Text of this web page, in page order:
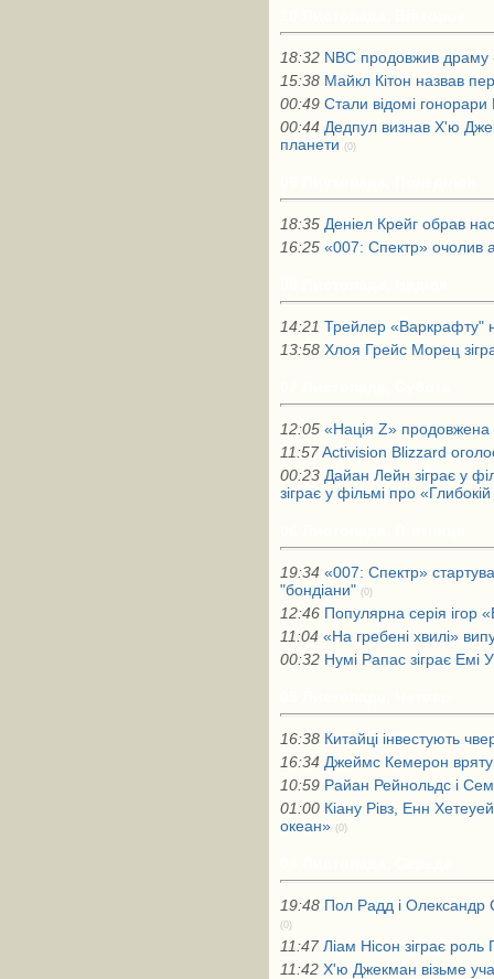
18:32 NBC продовжив драму
15:38 Майкл Кітон назвав
00:49 Стали відомі гонорари
00:44 Дедпул визнав Х'ю
планети (0)
18:35 Деніел Крейг обрав
16:25 «007: Спектр» очолив
14:21 Трейлер «Варкрафту"
13:58 Хлоя Грейс Морец
12:05 «Нація Z» продовжена
11:57Activision Blizzard
00:23 Дайан Лейн зіграє у
зіграє у фільмі про «Глибокій
19:34 «007: Спектр»
"бондіани" (0)
12:46 Популярна серія ігор
11:04 «На гребені хвилі»
00:32 Нумі Рапас зіграє Емі
16:38 Китайці інвестують
16:34 Джеймс Кемерон
10:59 Райан Рейнольдс і
01:00 Кіану Рівз, Енн
океан» (0)
19:48 Пол Радд і Олександр
(0)
11:47 Ліам Нісон зіграє роль
11:42 Х'ю Джекман візьме